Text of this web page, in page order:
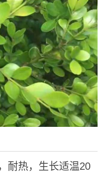
耐热，生长适温20